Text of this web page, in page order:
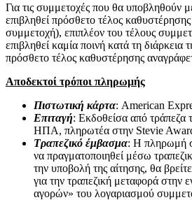
Για τις συμμετοχές που θα υποβληθούν
επιβληθεί πρόσθετο τέλος
συμμετοχή), επιπλέον του τέλους
επιβληθεί καμία ποινή κατά τη διάρκεια
πρόσθετο τέλος καθυστέρησης
Αποδεκτοί τρόποι πληρωμής
Πιστωτική κάρτα: American
Επιταγή: Εκδοθείσα από
ΗΠΑ, πληρωτέα στην Stevie
Τραπεζικό έμβασμα: Η πληρωμή
να πραγματοποιηθεί μέσω
την υποβολή της αίτησης, θα
για την τραπεζική μεταφορά στην
αγορών» του λογαριασμού